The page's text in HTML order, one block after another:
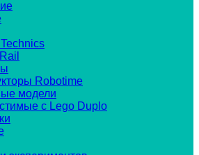
Robotime
модели
с Lego Duplo